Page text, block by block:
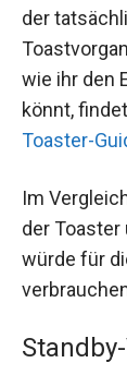
der
wie ihr den
könnt,
Toaster-
Im
der Toaster
würde für